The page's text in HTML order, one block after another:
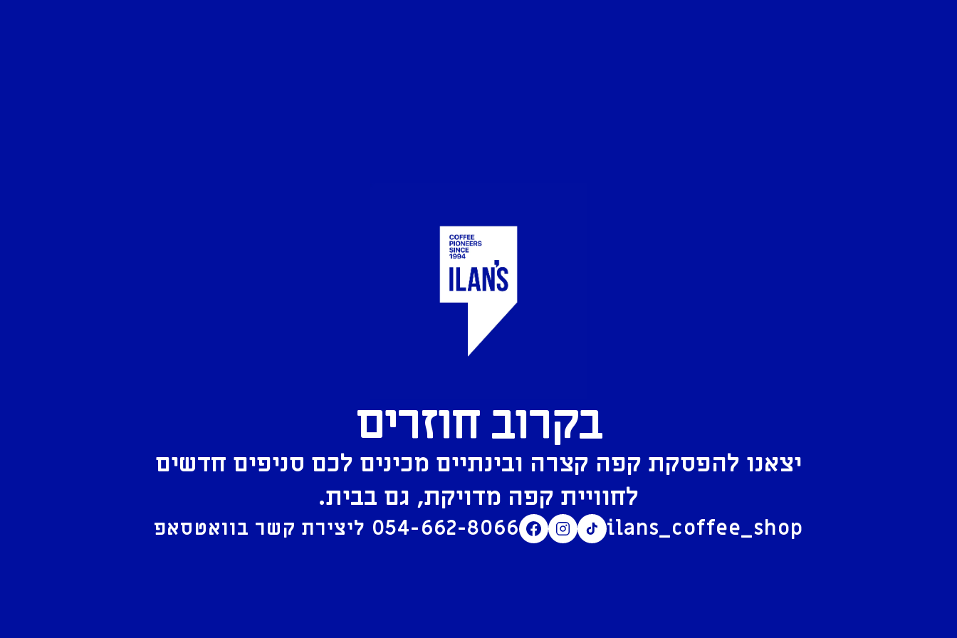
בקרוב חוזרים
יצאנו להפסקת קפה קצרה ובינתיים מכינים לכם סניפים חדשים
לחוויית קפה מדויקת, גם בבית.
054-662-8066 ilans_coffee_shop